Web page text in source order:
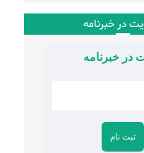
در خبرنامه
در خبرنامه